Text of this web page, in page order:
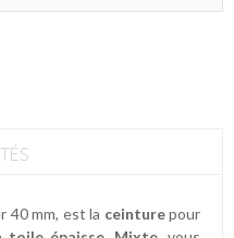
40 mm, est la ceinturepour